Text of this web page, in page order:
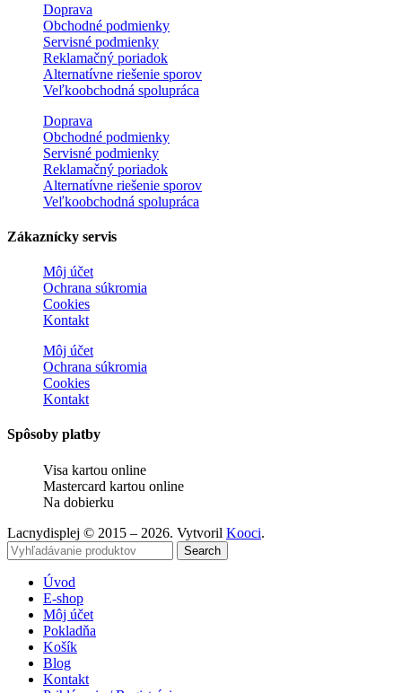
Doprava
Obchodné podmienky
Servisné podmienky
Reklamačný poriadok
Alternatívne riešenie sporov
Veľkoobchodná spolupráca
Doprava
Obchodné podmienky
Servisné podmienky
Reklamačný poriadok
Alternatívne riešenie sporov
Veľkoobchodná spolupráca
Zákaznícky servis
Môj účet
Ochrana súkromia
Cookies
Kontakt
Môj účet
Ochrana súkromia
Cookies
Kontakt
Spôsoby platby
Visa kartou online
Mastercard kartou online
Na dobierku
Lacnydisplej © 2015 – 2026. Vytvoril Kooci.
Search
Úvod
E-shop
Môj účet
Pokladňa
Košík
Blog
Kontakt